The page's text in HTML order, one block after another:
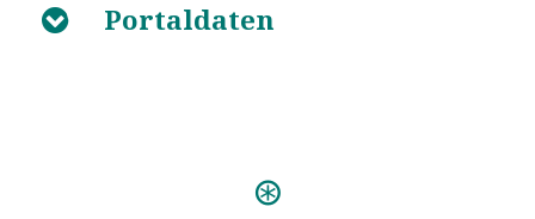
B Portaldaten